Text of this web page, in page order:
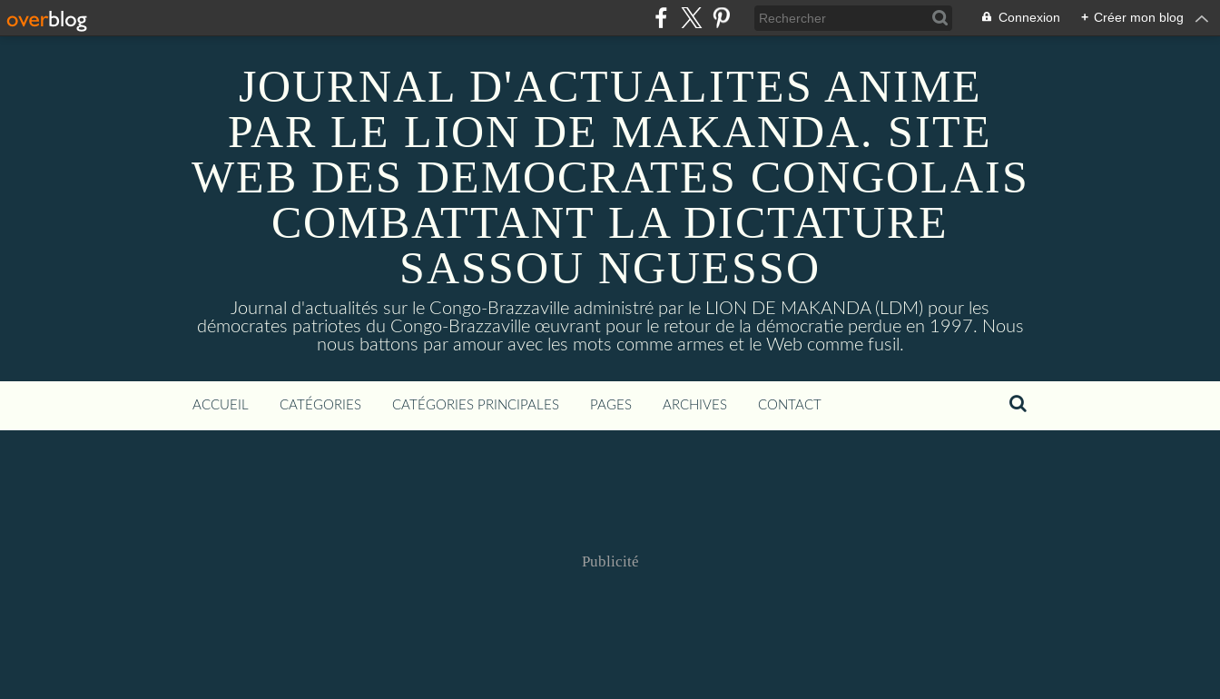
Connexion + Créer mon blog
JOURNAL D'ACTUALITES ANIME
PAR LE LION DE MAKANDA. SITE
WEB DES DEMOCRATES CONGOLAIS
COMBATTANT LA DICTATURE
SASSOU NGUESSO
Journal d'actualités sur le Congo-Brazzaville administré par le LION DE MAKANDA (LDM) pour les
démocrates patriotes du Congo-Brazzaville œuvrant pour le retour de la démocratie perdue en 1997. Nous
nous battons par amour avec les mots comme armes et le Web comme fusil.
ACCUEIL CATÉGORIES CATÉGORIES PRINCIPALES PAGES ARCHIVES CONTACT
Publicité